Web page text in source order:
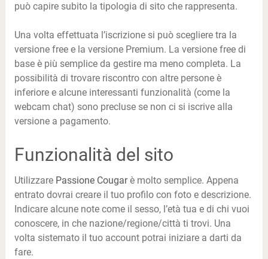
può capire subito la tipologia di sito che rappresenta.
Una volta effettuata l’iscrizione si può scegliere tra la
versione free e la versione Premium. La versione free di
base è più semplice da gestire ma meno completa. La
possibilità di trovare riscontro con altre persone è
inferiore e alcune interessanti funzionalità (come la
webcam chat) sono precluse se non ci si iscrive alla
versione a pagamento.
Funzionalità del sito
Utilizzare Passione Cougarè molto semplice. Appena
entrato dovrai creare il tuo profilo con foto e descrizione.
Indicare alcune note come il sesso, l’età tua e di chi vuoi
conoscere, in che nazione/regione/città ti trovi. Una
volta sistemato il tuo account potrai iniziare a darti da
fare.